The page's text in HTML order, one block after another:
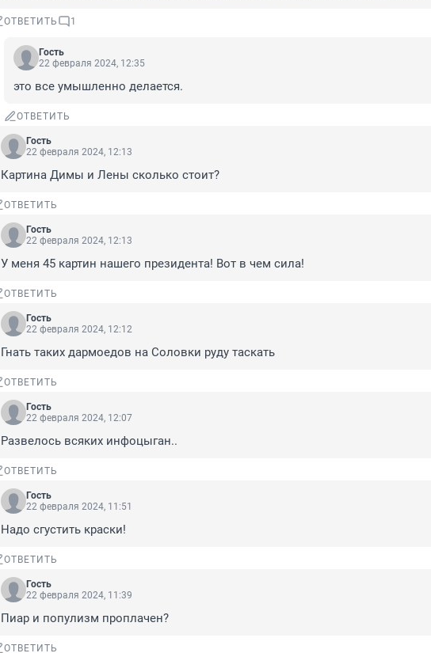
ОТВЕТИТЬ 1
Гость
22 февраля 2024, 12:35
это все умышленно делается.
ОТВЕТИТЬ
Гость
22 февраля 2024, 12:13
Картина Димы и Лены сколько стоит?
ОТВЕТИТЬ
Гость
22 февраля 2024, 12:13
У меня 45 картин нашего президента! Вот в чем сила!
ОТВЕТИТЬ
Гость
22 февраля 2024, 12:12
Гнать таких дармоедов на Соловки руду таскать
ОТВЕТИТЬ
Гость
22 февраля 2024, 12:07
Развелось всяких инфоцыган..
ОТВЕТИТЬ
Гость
22 февраля 2024, 11:51
Надо сгустить краски!
ОТВЕТИТЬ
Гость
22 февраля 2024, 11:39
Пиар и популизм проплачен?
ОТВЕТИТЬ